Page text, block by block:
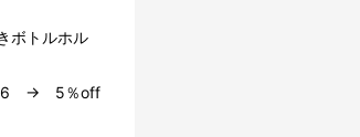
ボトルホル
×6 → 5％off